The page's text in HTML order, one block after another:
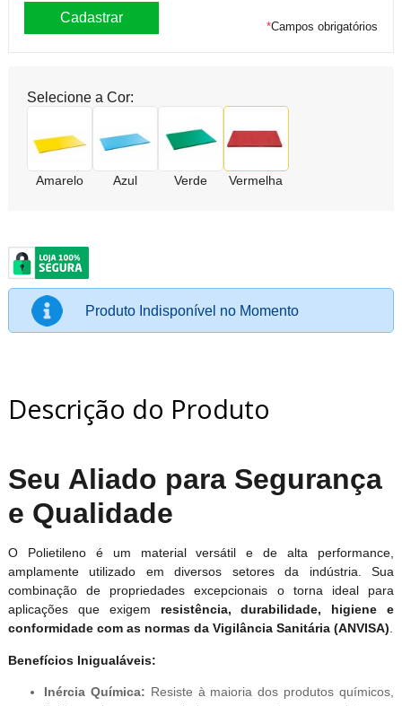
*Campos obrigatórios
Selecione a Cor:
Amarelo Azul Verde Vermelha
Produto Indisponível no Momento
Descrição do Produto
Seu Aliado para Segurança
e Qualidade
O Polietileno é um material versátil e de alta performance,
amplamente utilizado em diversos setores da indústria. Sua
combinação de propriedades excepcionais o torna ideal para
aplicações que exigem resistência, durabilidade, higiene e
conformidade com as normas da Vigilância Sanitária (ANVISA)
Benefícios Inigualáveis:
Inércia Química: Resiste à maioria dos produtos químicos,